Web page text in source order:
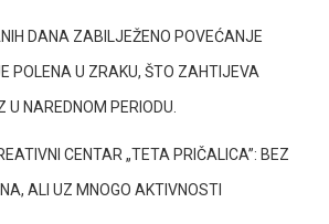
DANA ZABILJEŽENO POVEĆANJE
POLENA U ZRAKU, ŠTO ZAHTIJEVA
U NAREDNOM PERIODU.
CENTAR „TETA PRIČALICA”: BEZ
ALI UZ MNOGO AKTIVNOSTI